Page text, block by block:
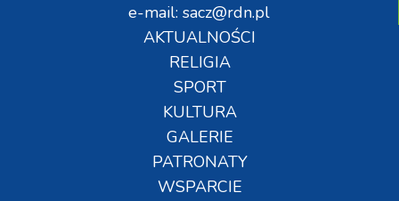
e-mail: sacz@rdn.pl
AKTUALNOŚCI
RELIGIA
SPORT
KULTURA
GALERIE
PATRONATY
WSPARCIE